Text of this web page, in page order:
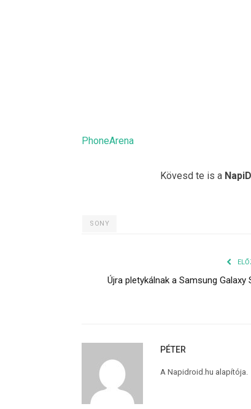
PhoneArena
Kövesd te is a
SONY
Újra pletykálnak a Samsung Galaxy
PÉTER
A Napidroid.hu alapítója.